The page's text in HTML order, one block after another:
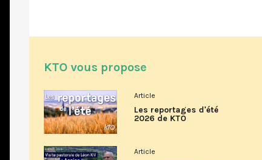
KTO vous propose
Article
Les reportages d'été
2026 de KTO
Article